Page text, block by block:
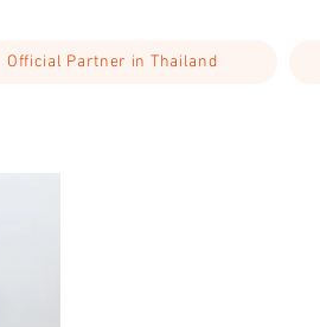
Official Partner in Thailand